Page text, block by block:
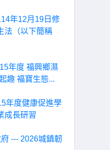
年12月19日修
法（以下簡稱
年度 福興鄉濕
趣 福寶生態...
年度健康促進學
成長研習
--- 2026城鎮韌